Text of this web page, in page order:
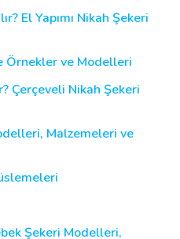
El Yapımı Nikah Şekeri
Örnekler ve Modelleri
Çerçeveli Nikah Şekeri
Malzemeleri ve
Şekeri Modelleri,